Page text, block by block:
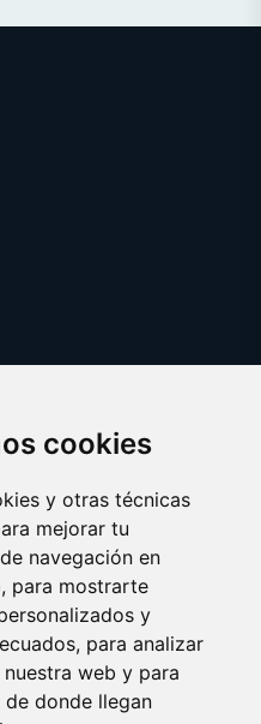
cookies
y otras técnicas
mejorar tu
navegación en
para mostrarte
y
para analizar
web y para
donde llegan
preferences
esotericos.es